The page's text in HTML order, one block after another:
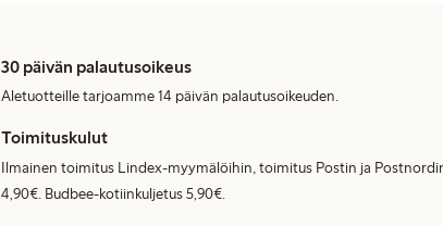
30 päivän palautusoikeus
Aletuotteille tarjoamme 14 päivän palautusoikeuden.
Toimituskulut
Ilmainen toimitus Lindex-myymälöihin, toimitus Postin ja
4,90€. Budbee-kotiinkuljetus 5,90€.